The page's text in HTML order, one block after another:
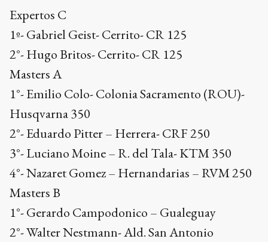
Expertos C
1º- Gabriel Geist- Cerrito- CR 125
2°- Hugo Britos- Cerrito- CR 125
Masters A
1°- Emilio Colo- Colonia Sacramento (ROU)-
Husqvarna 350
2°- Eduardo Pitter – Herrera- CRF 250
3°- Luciano Moine – R. del Tala- KTM 350
4°- Nazaret Gomez – Hernandarias – RVM 250
Masters B
1°- Gerardo Campodonico – Gualeguay
2°- Walter Nestmann- Ald. San Antonio